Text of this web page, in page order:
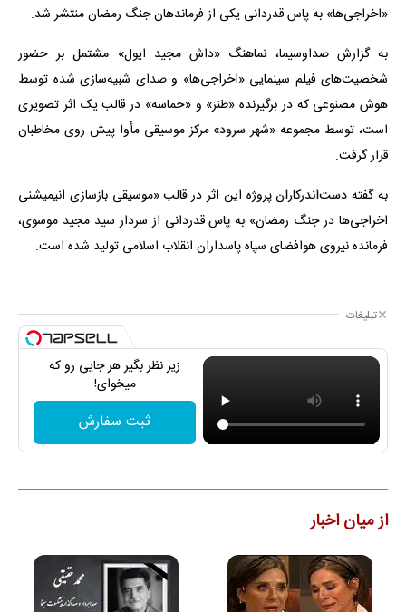
«اخراجی‌ها» به پاس قدردانی یکی از فرماندهان جنگ رمضان منتشر شد.
به گزارش صداوسیما، نماهنگ «داش مجید ایول» مشتمل بر حضور
شخصیت‌های فیلم سینمایی «اخراجی‌ها» و صدای شبیه‌سازی شده توسط
هوش مصنوعی که در برگیرنده «طنز» و «حماسه» در قالب یک اثر تصویری
است، توسط مجموعه «شهر سرود» مرکز موسیقی مأوا پیش روی مخاطبان
قرار گرفت.
به گفته دست‌اندرکاران پروژه این اثر در قالب «موسیقی بازسازی انیمیشنی
اخراجی‌ها در جنگ رمضان» به پاس قدردانی از سردار سید مجید موسوی،
فرمانده نیروی هوافضای سپاه پاسداران انقلاب اسلامی تولید شده است.
تبلیغات
زیر نظر بگیر هر جایی رو که
میخوای!
ثبت سفارش
از میان اخبار